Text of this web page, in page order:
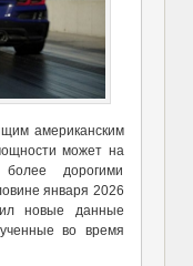
американским
может на
дорогими
января 2026
новые данные
во время